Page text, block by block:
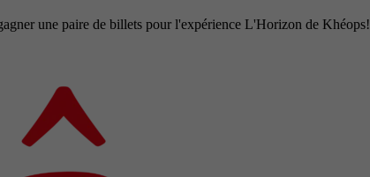
une paire de billets pour l'expérience L'Horizon de Khéops!